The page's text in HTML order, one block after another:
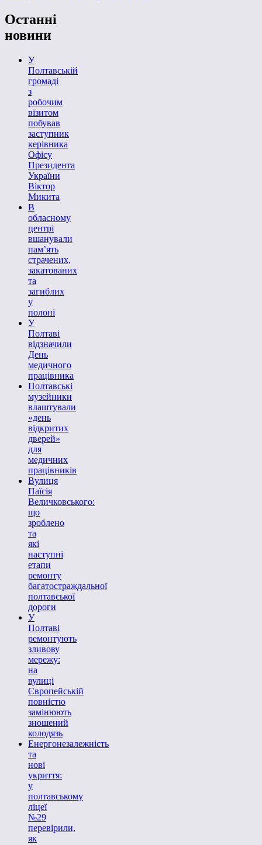
Останні
новини
У
Полтавській
громаді
з
робочим
візитом
побував
заступник
керівника
Офісу
Президента
України
Віктор
Микита
В
обласному
центрі
вшанували
пам’ять
страчених,
закатованих
та
загиблих
у
полоні
У
Полтаві
відзначили
День
медичного
працівника
Полтавські
музейники
влаштували
«день
відкритих
дверей»
для
медичних
працівників
Вулиця
Паїсія
Величковського:
що
зроблено
та
які
наступні
етапи
ремонту
багатостраждальної
полтавської
дороги
У
Полтаві
ремонтують
зливову
мережу:
на
вулиці
Європейській
повністю
замінюють
зношений
колодязь
Енергонезалежність
та
нові
укриття:
у
полтавському
ліцеї
№29
перевірили,
як